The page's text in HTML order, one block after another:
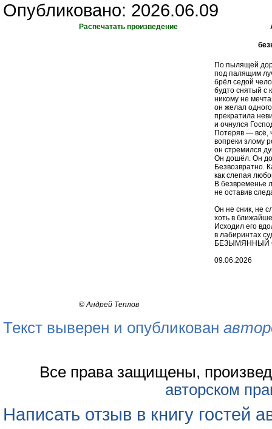
Опубликовано: 2026.06.09
Распечатать произведение
По пылящей
под палящим
брёл седой
будто снятый с
никому не
он желал
прекратила
и очнулся
Потеряв — всё,
вопреки злому
он стремился
Он дошёл. Он
Безвозвратно.
как слепая
В безвременье
не оставив
Он не сник, не
хоть в
Исходил его
в лабиринтах
БЕЗЫМЯННЫЙ
09.06.2026
©Андрей Теплов
Текст выверен и опубликован
Все права защищены,
авторском
Написать отзыв в книгу гостей